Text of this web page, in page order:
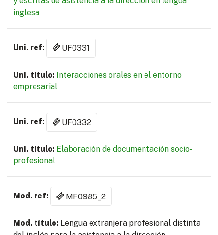
inglesa
UF0331
Interacciones orales en el entorno
empresarial
UF0332
Elaboración de documentación socio-
profesional
MF0985_2
Lengua extranjera profesional distinta